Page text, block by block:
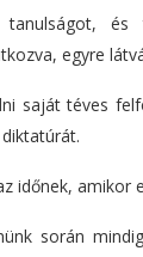
tanulságot,
egyre
saját téves
időnek,
során